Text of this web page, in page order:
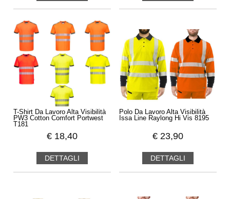
T-Shirt Da Lavoro Alta Visibilità
PW3 Cotton Comfort Portwest
T181
€ 18,40
DETTAGLI
Polo Da Lavoro Alta Visibilità
Issa Line Raylong Hi Vis 8195
€ 23,90
DETTAGLI